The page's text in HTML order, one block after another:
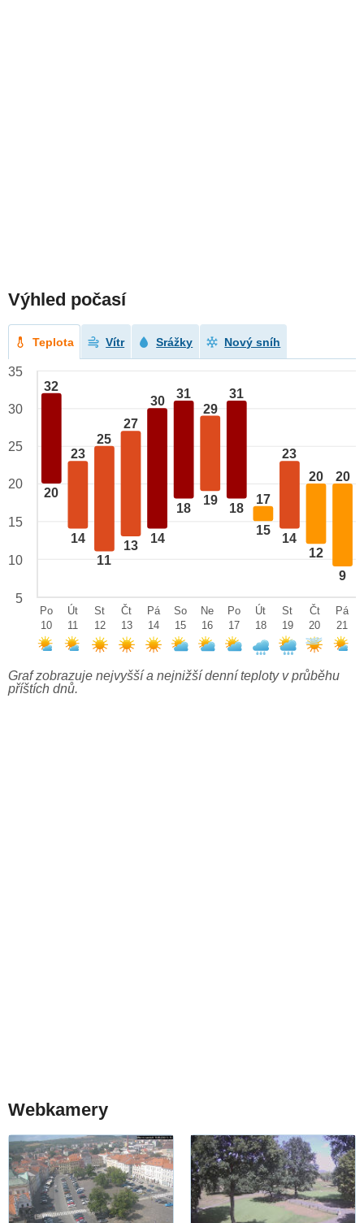
Výhled počasí
Teplota Vítr Srážky Nový sníh
32
20
23
14
25
11
27
13
30
14
31
18
29
19
31
18
17
15
23
14
20
12
20
9
35
30
25
20
15
10
5
Po
10
Út
11
St
12
Čt
13
Pá
14
So
15
Ne
16
Po
17
Út
18
St
19
Čt
20
Pá
21
Graf zobrazuje nejvyšší a nejnižší denní teploty v průběhu
příštích dnů.
Webkamery